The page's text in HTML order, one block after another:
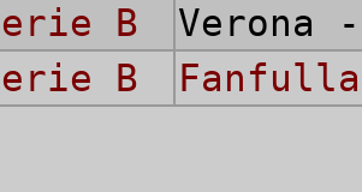
B
Verona
B Fanfulla